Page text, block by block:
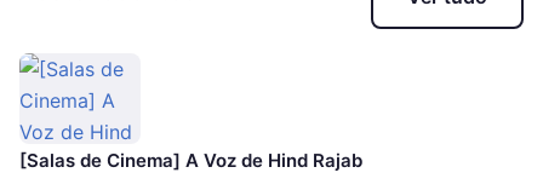
[Salas de Cinema] A Voz de Hind Rajab